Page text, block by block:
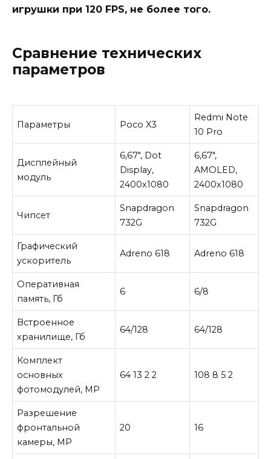
игрушки при 120 FPS, не более того.
Сравнение технических
параметров
Параметры Poco X3
Redmi Note
10 Pro
Дисплейный
модуль
6,67″, Dot
Display,
2400х1080
6,67″,
AMOLED,
2400х1080
Чипсет
Snapdragon
732G
Snapdragon
732G
Графический
ускоритель
Adreno 618 Adreno 618
Оперативная
память, Гб
6 6/8
Встроенное
хранилище, Гб
64/128 64/128
Комплект
основных
фотомодулей, МР
64 13 2 2 108 8 5 2
Разрешение
фронтальной
камеры, МР
20 16